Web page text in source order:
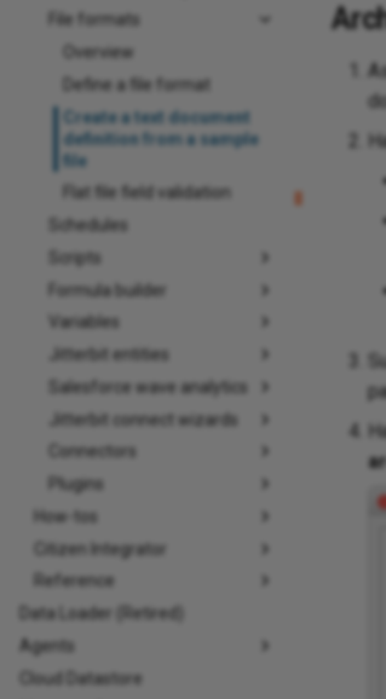
File formats
Overview
Define a file format
Create a text document
definition from a sample
file
Flat file field validation
Schedules
Scripts
Formula builder
Variables
Jitterbit entities
Salesforce wave analytics
Jitterbit connect wizards
Connectors
Plugins
How-tos
Citizen Integrator
Reference
Data Loader (Retired)
Agents
Cloud Datastore